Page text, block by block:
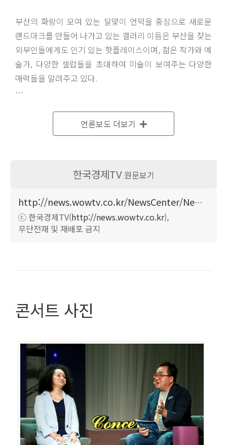
부산의 화랑이 모여 있는 달맞이 언덕을 중심으로 새로운
랜드마크를 만들어 나가고 있는 갤러리 이듬은 부산을 찾는
외부인들에게도 인기 있는 핫플레이스이며, 젊은 작가와 예
술가, 다양한 셀럽들을 초대하여 미술이 보여주는 다양한
매력들을 알려주고 있다.
대중과 함께 호흡하며 부산의 문화예술에 앞장 서는 강금주
할 수 있는 공간으로 만드는 것이다. 30년간 교사 생활을 하
적인 삶이 되었다. 나의 삶이 입체적으로 바뀐 이유는 늘 새
로움을 발견하고, 새로움을 찾기 위해 도전하기 때문이
다"고 말했다.
영하는 CEO에게도 필요한 자세라고 생각한다. `우리 기업
이 어떻게 하면 다른 기업과 차별화될 수 있을까?`, `어떻
루아침에 해결되지 않는다. 창의적인 사람을 만나고, 창의
적인 작품을 많이 봐야 새로운 영감을 얻는 것이다. 갤러리
와 같은 창의적인 공간에서 경험을 하다 보면 새로운 아이
디어가 창조되어 그게 기업에 도움이 될 것이라 생각한
다."고 전했다.
강금주 대표가 생각하는 기업가정신은 `새로움과 도전에
언론보도 더보기
한국경제TV원문보기
http://news.wowtv.co.kr/NewsCenter/News/Read?articleId=A201806150430&t=NN
ⓒ 한국경제TV(http://news.wowtv.co.kr),
무단전재 및 재배포 금지
콘서트 사진